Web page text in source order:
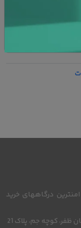
درگاههای خرید
ظفر، کوچه جم، پلاک 21